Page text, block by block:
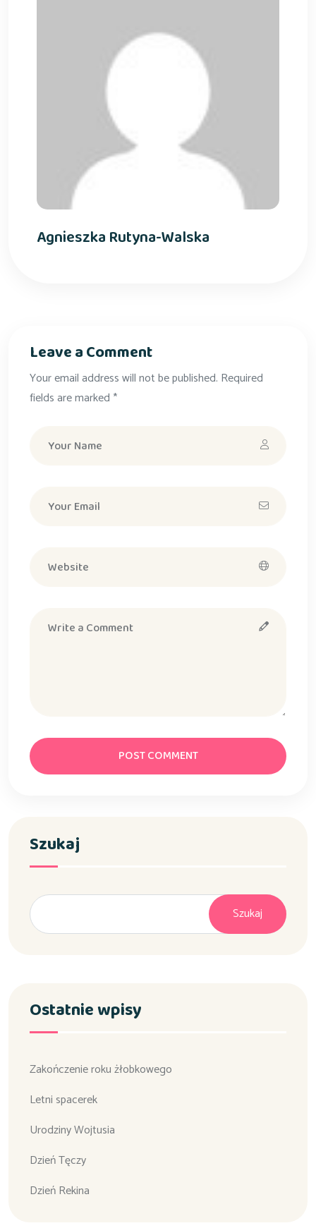
Agnieszka Rutyna-Walska
Leave a Comment
Your email address will not be published. Required
fields are marked *
POST COMMENT
Szukaj
Szukaj
Ostatnie wpisy
Zakończenie roku żłobkowego
Letni spacerek
Urodziny Wojtusia
Dzień Tęczy
Dzień Rekina